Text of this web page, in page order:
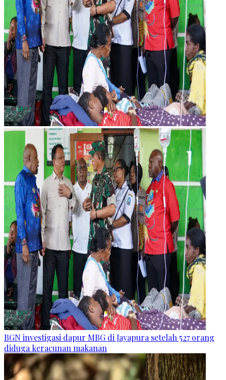
BGN investigasi dapur MBG di Jayapura setelah 527 orang
diduga keracunan makanan